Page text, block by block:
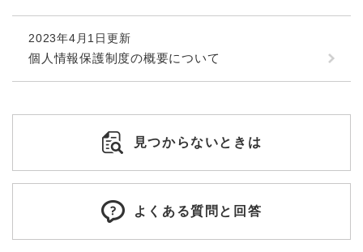
2023年4月1日更新
個人情報保護制度の概要について
見つからないときは
よくある質問と回答